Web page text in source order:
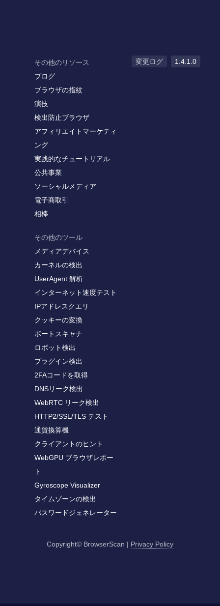
その他のリソース
ブログ
ブラウザの指紋
演技
検出防止ブラウザ
アフィリエイトマーケティ
ング
実践的なチュートリアル
公共事業
ソーシャルメディア
電子商取引
相棒
その他のツール
メディアデバイス
カーネルの検出
UserAgent 解析
インターネット速度テスト
IPアドレスクエリ
クッキーの変換
ポートスキャナ
ロボット検出
プラグイン検出
2FAコードを取得
DNSリーク検出
WebRTC リーク検出
HTTP2/SSL/TLS テスト
通貨換算機
クライアントのヒント
WebGPU ブラウザレポー
ト
Gyroscope Visualizer
タイムゾーンの検出
パスワードジェネレーター
変更ログ 1.4.1.0
Copyright© BrowserScan | Privacy Policy